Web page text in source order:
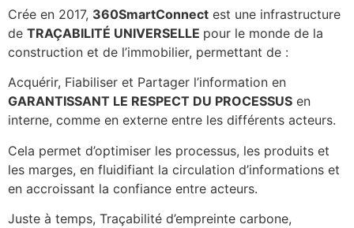
Crée en 2017, 360SmartConnect est une infrastructure
de TRAÇABILITÉ UNIVERSELLE pour le monde de la
construction et de l’immobilier, permettant de :
Acquérir, Fiabiliser et Partager l’information en
GARANTISSANT LE RESPECT DU PROCESSUS en
interne, comme en externe entre les différents acteurs.
Cela permet d’optimiser les processus, les produits et
les marges, en fluidifiant la circulation d’informations et
en accroissant la confiance entre acteurs.
Juste à temps, Traçabilité d’empreinte carbone,